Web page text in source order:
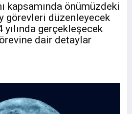
kapsamında önümüzdeki
görevleri düzenleyecek
gerçekleşecek
dair detaylar